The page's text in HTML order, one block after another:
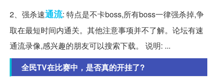
2、强杀速通流: 特点是不卡boss,所有boss一律强杀掉,争
取在最短时间内通关。其他注意事项并不了解。论坛有速
通流录像,感兴趣的朋友可以搜索下载。 说明: ...
全民TV在比赛中，是否真的开挂了?